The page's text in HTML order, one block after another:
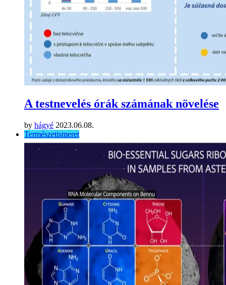
A testnevelés órák számának növelése
by hágyé 2023.06.08.
Természetismeret